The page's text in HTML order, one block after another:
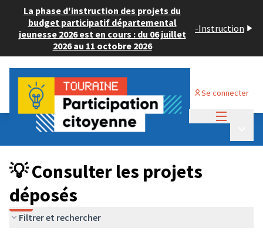
La phase d'instruction des projets du
budget participatif départemental
jeunesse 2026 est en cours : du 06 juillet
2026 au 11 octobre 2026
-Instruction
Se connecter
Budget Participatif JEUNESSE 2024
💡 Consulter les projets déposés
💡 Consulter les projets
déposés
Filtrer et rechercher